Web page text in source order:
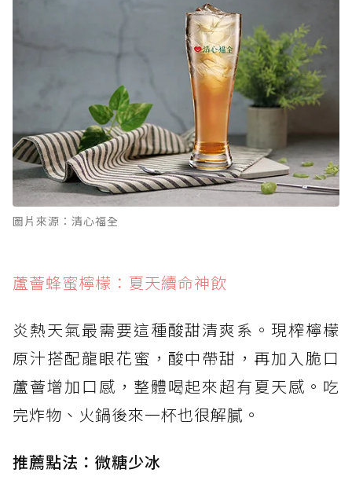
圖片來源：清心福全
蘆薈蜂蜜檸檬：夏天續命神飲
炎熱天氣最需要這種酸甜清爽系。現榨檸檬
原汁搭配龍眼花蜜，酸中帶甜，再加入脆口
蘆薈增加口感，整體喝起來超有夏天感。吃
完炸物、火鍋後來一杯也很解膩。
推薦點法：微糖少冰